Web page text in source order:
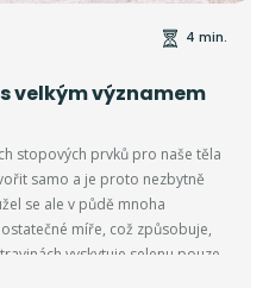
4 min.
velkým významem
stopových prvků pro naše těla
samo a je proto nezbytně
se ale v půdě mnoha
míře, což způsobuje,
vyskytuje selenu pouze